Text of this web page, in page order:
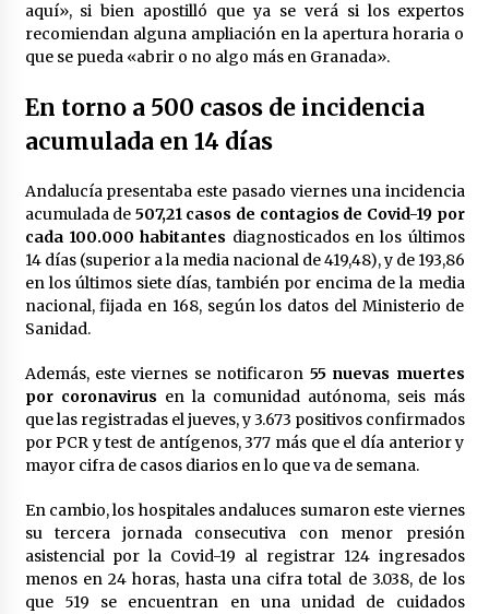
aquí», si bien apostilló que ya se verá si los expertos
recomiendan alguna ampliación en la apertura horaria o
que se pueda «abrir o no algo más en Granada».
En torno a 500 casos de incidencia
acumulada en 14 días
Andalucía presentaba este pasado viernes una incidencia
acumulada de 507,21 casos de contagios de Covid-19 por
cada 100.000 habitantes diagnosticados en los últimos
14 días (superior a la media nacional de 419,48), y de 193,86
en los últimos siete días, también por encima de la media
nacional, fijada en 168, según los datos del Ministerio de
Sanidad.
Además, este viernes se notificaron 55 nuevas muertes
por coronavirus en la comunidad autónoma, seis más
que las registradas el jueves, y 3.673 positivos confirmados
por PCR y test de antígenos, 377 más que el día anterior y
mayor cifra de casos diarios en lo que va de semana.
En cambio, los hospitales andaluces sumaron este viernes
su tercera jornada consecutiva con menor presión
asistencial por la Covid-19 al registrar 124 ingresados
menos en 24 horas, hasta una cifra total de 3.038, de los
que 519 se encuentran en una unidad de cuidados